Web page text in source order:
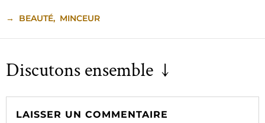
→ BEAUTÉ, MINCEUR
Discutons ensemble ↓
LAISSER UN COMMENTAIRE